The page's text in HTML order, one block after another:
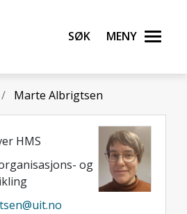
universitet
Søk Meny
Marte Albrigtsen
HMS
og